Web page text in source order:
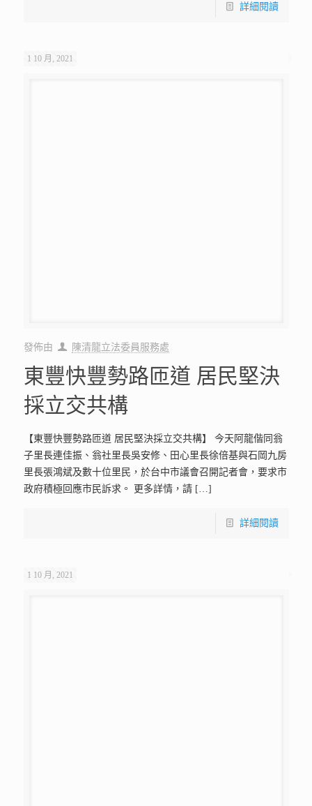
詳細閱讀
1 10 月, 2021
發佈由 陳清龍立法委員服務處
東豐快豐勢路匝道 居民堅決
採立交共構
【東豐快豐勢路匝道 居民堅決採立交共構】 今天阿龍偕同翁
子里長連佳振、翁社里長吳安修、田心里長徐倍基與石岡九房
里長張鴻斌及數十位里民，於台中市議會召開記者會，要求市
政府積極回應市民訴求。 更多詳情，請[…]
詳細閱讀
1 10 月, 2021